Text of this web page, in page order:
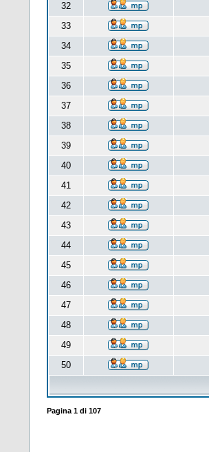
32
33
34
35
36
37
38
39
40
41
42
43
44
45
46
47
48
49
50
Pagina 1di 107